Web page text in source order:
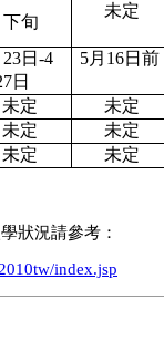
下旬
未定
23日-4
日
5月 16日前
未定
未定
未定
未定
未定 未定
狀況請參考：
index.jsp